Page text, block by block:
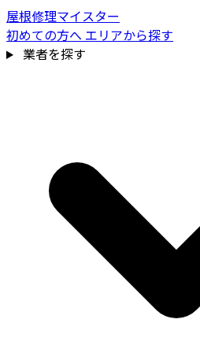
屋根修理マイスター
初めての方へ エリアから探す
業者を探す
費用相場を見る